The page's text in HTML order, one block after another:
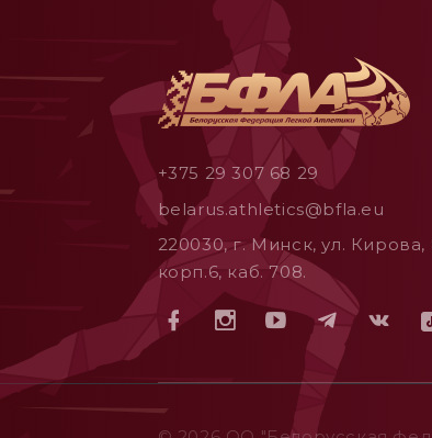
+375 29 307 68 29
belarus.athletics@bfla.eu
220030, г. Минск, ул. Кирова,
корп.6, каб. 708.